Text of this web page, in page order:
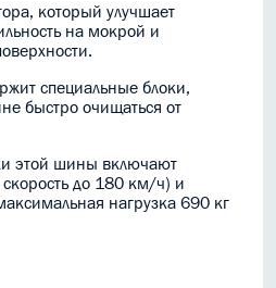
который улучшает
на мокрой и
специальные блоки,
быстро очищаться от
этой шины включают
до 180 км/ч) и
нагрузка 690 кг